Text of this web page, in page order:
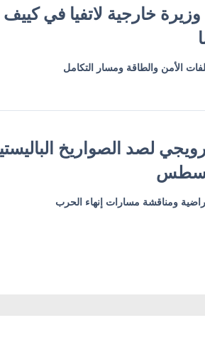
خارجية لاتفيا في كييف
الأمن والطاقة ومسار التكامل
لصد الصواريخ
ومناقشة مسارات إنهاء الحرب